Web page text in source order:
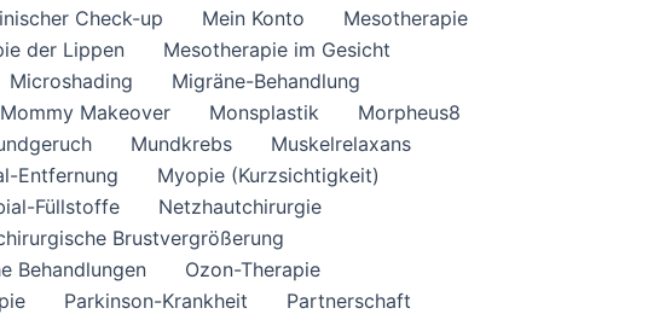
Check-up Mein Konto
Mesotherapie
der Lippen
Mesotherapie im Gesicht
Microshading
Migräne-Behandlung
Mommy Makeover Monsplastik
Morpheus8
Mundkrebs
Muskelrelaxans
Entfernung
Myopie (Kurzsichtigkeit)
Füllstoffe
Netzhautchirurgie
Brustvergrößerung
Behandlungen
Ozon-Therapie
Parkinson-Krankheit
Partnerschaft